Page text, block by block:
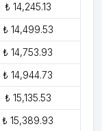
₺ 14,245.13
₺ 14,499.53
₺ 14,753.93
₺ 14,944.73
₺ 15,135.53
₺ 15,389.93